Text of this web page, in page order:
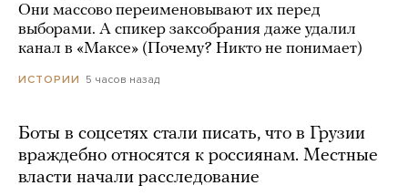
Они массово переименовывают их перед
выборами. А спикер заксобрания даже удалил
канал в «Максе» (Почему? Никто не понимает)
ИСТОРИИ 5 часов назад
Боты в соцсетях стали писать, что в Грузии
враждебно относятся к россиянам. Местные
власти начали расследование